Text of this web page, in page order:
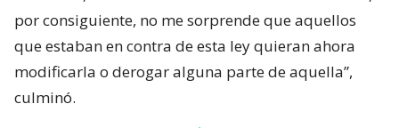
por consiguiente, no me sorprende que aquellos
que estaban en contra de esta ley quieran ahora
modificarla o derogar alguna parte de aquella”,
culminó.